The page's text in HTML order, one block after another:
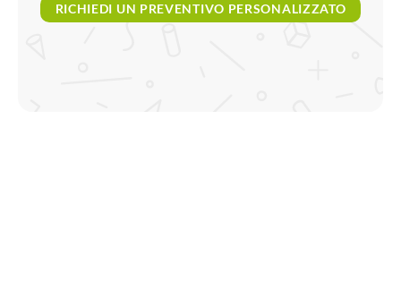
RICHIEDI UN PREVENTIVO PERSONALIZZATO